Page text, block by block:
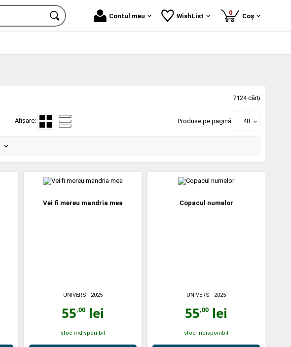
Contul meu WishList 0produse
Coș
7124 cărți
Afișare: Produse pe pagină 48
Vei fi mereu mandria mea
UNIVERS - 2025
55,00 lei
stoc indisponibil
Copacul numelor
UNIVERS - 2025
55,00 lei
stoc indisponibil